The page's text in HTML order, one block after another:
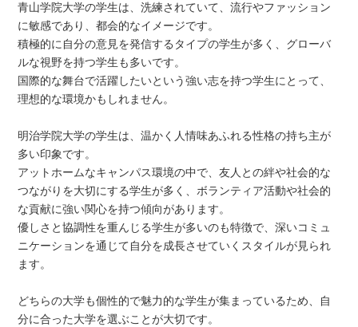
青山学院大学の学生は、洗練されていて、流行やファッション
に敏感であり、都会的なイメージです。
積極的に自分の意見を発信するタイプの学生が多く、グローバ
ルな視野を持つ学生も多いです。
国際的な舞台で活躍したいという強い志を持つ学生にとって、
理想的な環境かもしれません。
明治学院大学の学生は、温かく人情味あふれる性格の持ち主が
多い印象です。
アットホームなキャンパス環境の中で、友人との絆や社会的な
つながりを大切にする学生が多く、ボランティア活動や社会的
な貢献に強い関心を持つ傾向があります。
優しさと協調性を重んじる学生が多いのも特徴で、深いコミュ
ニケーションを通じて自分を成長させていくスタイルが見られ
ます。
どちらの大学も個性的で魅力的な学生が集まっているため、自
分に合った大学を選ぶことが大切です。